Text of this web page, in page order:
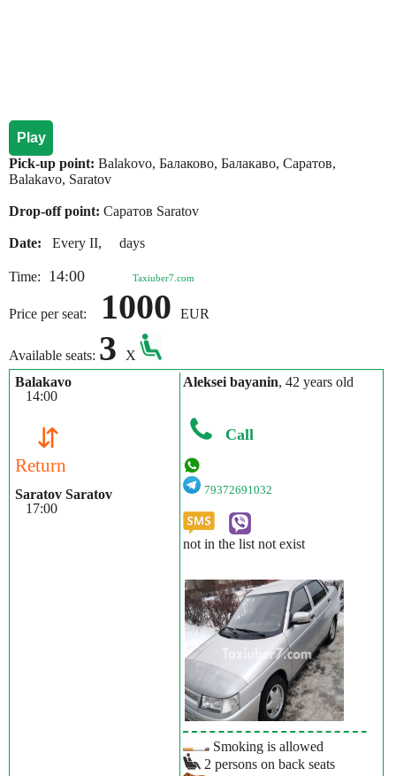
Play
Pick-up point: Balakovo, Балаково, Балакаво, Саратов,
Balakavo, Saratov
Drop-off point: Саратов Saratov
Date: Every II, days
Time: 14:00 Taxiuber7.com
Price per seat: 1000 EUR
Available seats: 3
X
Balakavo
14:00
⇵
Return
Saratov Saratov
17:00
Aleksei bayanin, 42 years old
Call
79372691032
not in the list not exist
Smoking is allowed
2 persons on back seats